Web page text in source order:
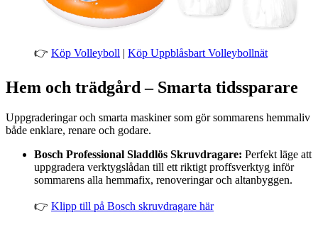
👉 Köp Volleyboll | Köp Uppblåsbart Volleybollnät
Hem och trädgård – Smarta tidssparare
Uppgraderingar och smarta maskiner som gör sommarens hemmaliv
både enklare, renare och godare.
Bosch Professional Sladdlös Skruvdragare: Perfekt läge att
uppgradera verktygslådan till ett riktigt proffsverktyg inför
sommarens alla hemmafix, renoveringar och altanbyggen.
👉 Klipp till på Bosch skruvdragare här